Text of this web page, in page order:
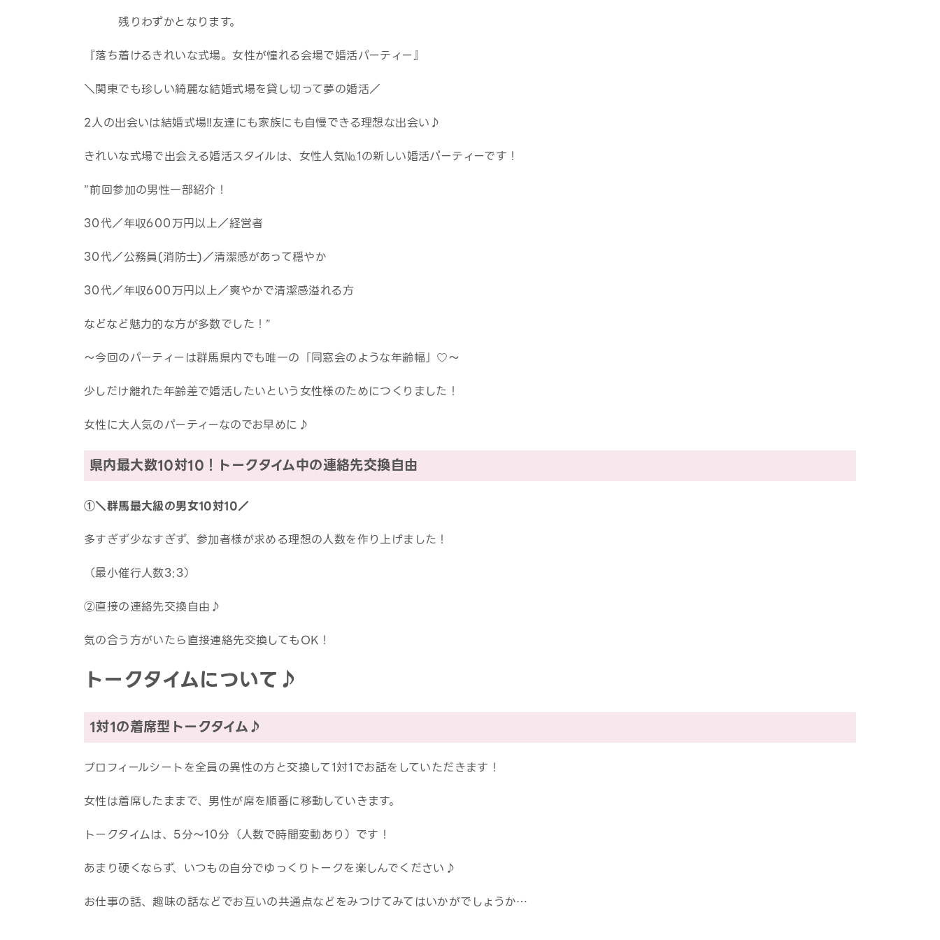
残りわずかとなります。
『落ち着けるきれいな式場。女性が憧れる会場で婚活パーティー』
＼関東でも珍しい綺麗な結婚式場を貸し切って夢の婚活／
2人の出会いは結婚式場‼友達にも家族にも自慢できる理想な出会い♪
きれいな式場で出会える婚活スタイルは、女性人気№1の新しい婚活パーティーです！
”前回参加の男性一部紹介！
30代／年収600万円以上／経営者
30代／公務員(消防士)／清潔感があって穏やか
30代／年収600万円以上／爽やかで清潔感溢れる方
などなど魅力的な方が多数でした！”
～今回のパーティーは群馬県内でも唯一の「同窓会のような年齢幅」♡～
少しだけ離れた年齢差で婚活したいという女性様のためにつくりました！
女性に大人気のパーティーなのでお早めに♪
県内最大数10対10！トークタイム中の連絡先交換自由
①＼群馬最大級の男女10対10／
多すぎず少なすぎず、参加者様が求める理想の人数を作り上げました！
（最小催行人数3:3）
②直接の連絡先交換自由♪
気の合う方がいたら直接連絡先交換してもOK！
トークタイムについて♪
1対1の着席型トークタイム♪
プロフィールシートを全員の異性の方と交換して1対1でお話をしていただきます！
女性は着席したままで、男性が席を順番に移動していきます。
トークタイムは、5分～10分（人数で時間変動あり）です！
あまり硬くならず、いつもの自分でゆっくりトークを楽しんでください♪
お仕事の話、趣味の話などでお互いの共通点などをみつけてみてはいかがでしょうか…